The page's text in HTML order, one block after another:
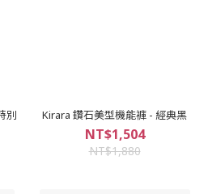
別
Kirara 鑽石美型機能褲 - 經典黑
NT$1,504
NT$1,880